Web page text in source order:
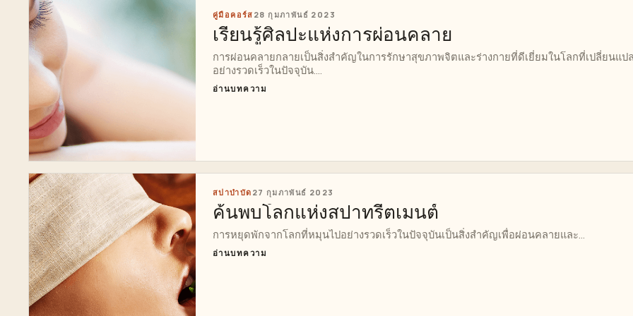
คู่มือคอร์ส 28 กุมภาพันธ์ 2023
เรียนรู้ศิลปะแห่งการผ่อนคลาย
การผ่อนคลายกลายเป็นสิ่งสำคัญในการรักษาสุขภาพจิตและร่างกายที่ดีเยี่ยมในโลกที่เปลี่ยนแป
อย่างรวดเร็วในปัจจุบัน....
อ่านบทความ
สปาบำบัด 27 กุมภาพันธ์ 2023
ค้นพบโลกแห่งสปาทรีตเมนต์
การหยุดพักจากโลกที่หมุนไปอย่างรวดเร็วในปัจจุบันเป็นสิ่งสำคัญเพื่อผ่อนคลายและ...
อ่านบทความ